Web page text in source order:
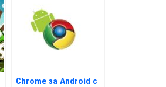
Chrome за Android с